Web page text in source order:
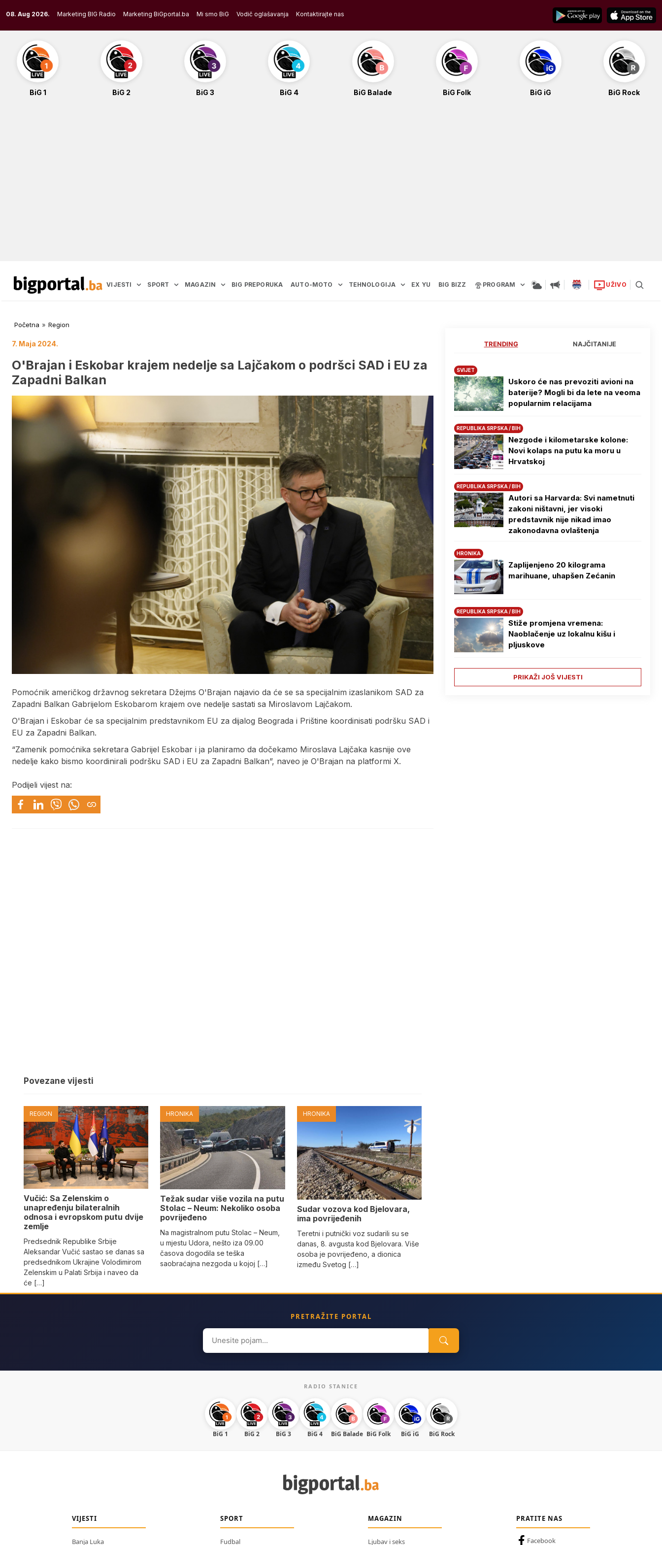
to
content
08. Aug 2026. Marketing BIG Radio Marketing BiGportal.ba Mi smo BiG Vodič oglašavanja Kontaktirajte nas
BiG 1 BiG 2 BiG 3 BiG 4 BiG Balade BiG Folk BiG iG BiG Rock
VIJESTI SPORT MAGAZIN BIG PREPORUKA AUTO-MOTO TEHNOLOGIJA EX YU BIG BIZZ PROGRAM UŽIVO
Početna » Region
7. Maja 2024.
O'Brajan i Eskobar krajem nedelje sa Lajčakom o podršci SAD i EU za
Zapadni Balkan
Pomoćnik američkog državnog sekretara Džejms O'Brajan najavio da će se sa specijalnim izaslanikom SAD za
Zapadni Balkan Gabrijelom Eskobarom krajem ove nedelje sastati sa Miroslavom Lajčakom.
O'Brajan i Eskobar će sa specijalnim predstavnikom EU za dijalog Beograda i Prištine koordinisati podršku SAD i
EU za Zapadni Balkan.
“Zamenik pomoćnika sekretara Gabrijel Eskobar i ja planiramo da dočekamo Miroslava Lajčaka kasnije ove
nedelje kako bismo koordinirali podršku SAD i EU za Zapadni Balkan”, naveo je O'Brajan na platformi X.
Podijeli vijest na:
Povezane vijesti
REGION
Vučić: Sa Zelenskim o
unapređenju bilateralnih
odnosa i evropskom putu dvije
zemlje
Predsednik Republike Srbije
Aleksandar Vučić sastao se danas sa
predsednikom Ukrajine Volodimirom
Zelenskim u Palati Srbija i naveo da
će […]
HRONIKA
Težak sudar više vozila na putu
Stolac – Neum: Nekoliko osoba
povrijeđeno
Na magistralnom putu Stolac – Neum,
u mjestu Udora, nešto iza 09.00
časova dogodila se teška
saobraćajna nezgoda u kojoj […]
HRONIKA
Sudar vozova kod Bjelovara,
ima povrijeđenih
Teretni i putnički voz sudarili su se
danas, 8. avgusta kod Bjelovara. Više
osoba je povrijeđeno, a dionica
između Svetog […]
TRENDING NAJČITANIJE
SVIJET
Uskoro će nas prevoziti avioni na
baterije? Mogli bi da lete na veoma
popularnim relacijama
REPUBLIKA SRPSKA / BIH
Nezgode i kilometarske kolone:
Novi kolaps na putu ka moru u
Hrvatskoj
REPUBLIKA SRPSKA / BIH
Autori sa Harvarda: Svi nametnuti
zakoni ništavni, jer visoki
predstavnik nije nikad imao
zakonodavna ovlaštenja
HRONIKA
Zaplijenjeno 20 kilograma
marihuane, uhapšen Zećanin
REPUBLIKA SRPSKA / BIH
Stiže promjena vremena:
Naoblačenje uz lokalnu kišu i
pljuskove
PRIKAŽI JOŠ VIJESTI
PRETRAŽITE PORTAL
Search
for:
RADIO STANICE
BiG 1 BiG 2 BiG 3 BiG 4 BiG Balade BiG Folk BiG iG BiG Rock
VIJESTI
Banja Luka
SPORT
Fudbal
MAGAZIN
Ljubav i seks
PRATITE NAS
Facebook